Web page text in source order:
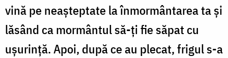
vină pe neașteptate la înmormântarea ta și
lăsând ca mormântul să-ți fie săpat cu
ușurință. Apoi, după ce au plecat, frigul s-a